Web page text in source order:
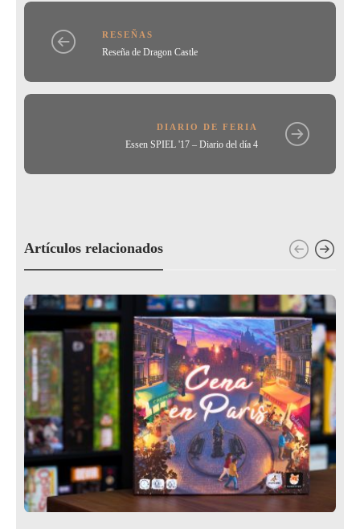
k
RESEÑAS
Reseña de Dragon Castle
DIARIO DE FERIA
Essen SPIEL '17 – Diario del día 4
Artículos relacionados